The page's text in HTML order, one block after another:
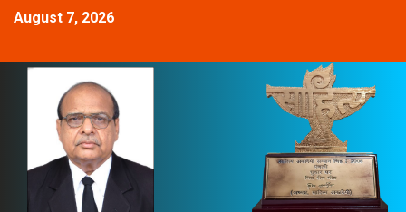
August 7, 2026